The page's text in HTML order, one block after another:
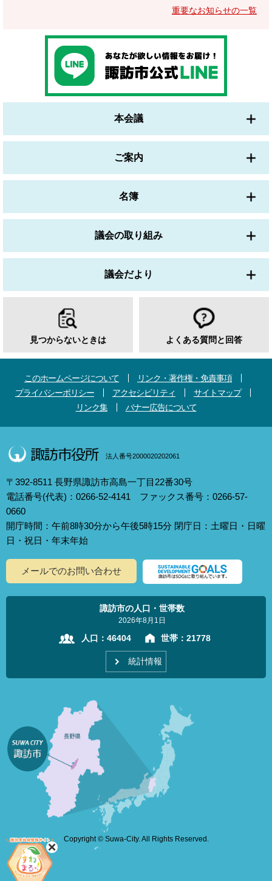
重要なお知らせの一覧
本会議
ご案内
名簿
議会の取り組み
議会だより
見つからないときは よくある質問と回答
このホームページについて
リンク・著作権・免責事項
プライバシーポリシー
アクセシビリティ
サイトマップ
リンク集
バナー広告について
法人番号2000020202061
〒392-8511 長野県諏訪市高島一丁目22番30号
電話番号(代表)：0266-52-4141 ファックス番号：0266-57-
0660
開庁時間：午前8時30分から午後5時15分 閉庁日：土曜日・日曜
日・祝日・年末年始
メールでのお問い合わせ
諏訪市の人口・世帯数
2026年8月1日
人口： 46404 世帯： 21778
統計情報
Copyright © Suwa-City. All Rights Reserved.